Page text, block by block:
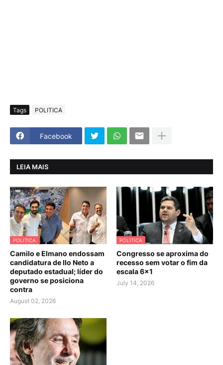
Tags POLITICA
Facebook
LEIA MAIS
POLITICA
Camilo e Elmano endossam
candidatura de Ilo Neto a
deputado estadual; líder do
governo se posiciona
contra
August 02, 2026
POLITICA
Congresso se aproxima do
recesso sem votar o fim da
escala 6×1
July 14, 2026